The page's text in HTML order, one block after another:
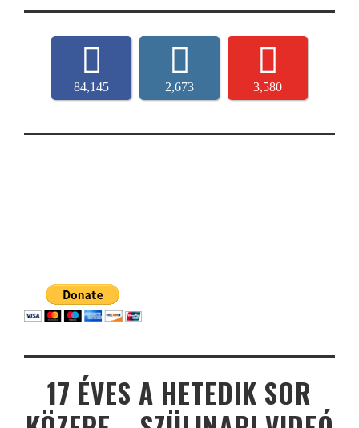
84,145 2,673 3,580
17 ÉVES A HETEDIK SOR